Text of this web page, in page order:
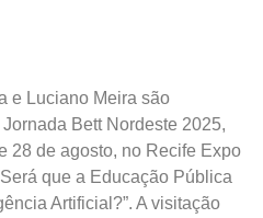
e Luciano Meira são
Bett Nordeste 2025,
28 de agosto, no Recife Expo
que a Educação Pública
Artificial?”. A visitação